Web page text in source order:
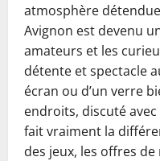
atmosphère
Avignon est devenu
amateurs et les
détente et spectacle
écran ou d’un verre
endroits, discuté
fait vraiment la
des jeux, les offres